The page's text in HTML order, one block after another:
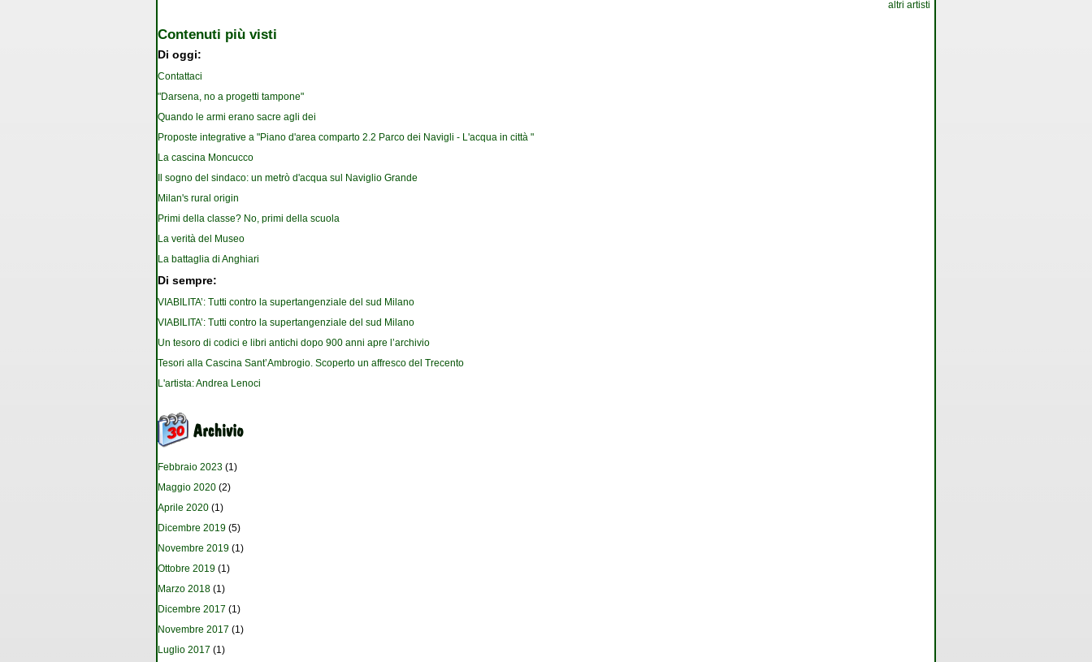
altri artisti
Contenuti più visti
Di oggi:
Contattaci
"Darsena, no a progetti tampone"
Quando le armi erano sacre agli dei
Proposte integrative a "Piano d'area comparto 2.2 Parco dei Navigli - L'acqua in città "
La cascina Moncucco
Il sogno del sindaco: un metrò d'acqua sul Naviglio Grande
Milan's rural origin
Primi della classe? No, primi della scuola
La verità del Museo
La battaglia di Anghiari
Di sempre:
VIABILITA’: Tutti contro la supertangenziale del sud Milano
VIABILITA’: Tutti contro la supertangenziale del sud Milano
Un tesoro di codici e libri antichi dopo 900 anni apre l’archivio
Tesori alla Cascina Sant’Ambrogio. Scoperto un affresco del Trecento
L'artista: Andrea Lenoci
Febbraio 2023 (1)
Maggio 2020 (2)
Aprile 2020 (1)
Dicembre 2019 (5)
Novembre 2019 (1)
Ottobre 2019 (1)
Marzo 2018 (1)
Dicembre 2017 (1)
Novembre 2017 (1)
Luglio 2017 (1)